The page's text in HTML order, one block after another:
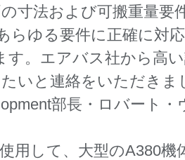
寸法および可搬重量要
らゆる要件に正確に対
。エアバス社から高
いと連絡をいただきま
部長・ロバート・
用して、大型のA380機